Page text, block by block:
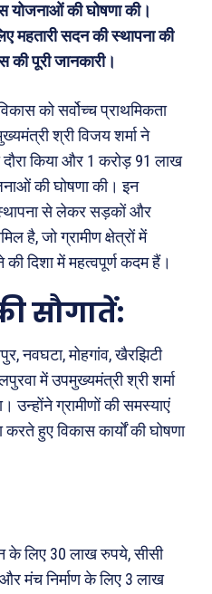
योजनाओं की घोषणा की।
सदन की स्थापना की
की पूरी जानकारी।
को सर्वोच्च प्राथमिकता
श्री विजय शर्मा ने
किया और 1 करोड़ 91 लाख
की घोषणा की। इन
से लेकर सड़कों और
है, जो ग्रामीण क्षेत्रों में
दिशा में महत्वपूर्ण कदम हैं।
सौगातें:
नवघटा, मोहगांव, खैरझिटी
में उपमुख्यमंत्री श्री शर्मा
उन्होंने ग्रामीणों की समस्याएं
हुए विकास कार्यों की घोषणा
के लिए 30 लाख रुपये, सीसी
मंच निर्माण के लिए 3 लाख